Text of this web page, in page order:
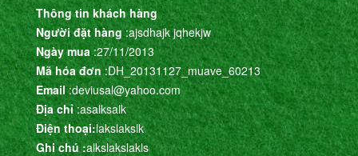
Thông tin khách hàng
Người đặt hàng:ajsdhajk jqhekjw
Ngày mua:27/11/2013
Mã hóa đơn:DH_20131127_muave_60213
Email:deviusal@yahoo.com
Địa chỉ:asalksalk
Điện thoại:lakslakslk
Ghi chú :alkslakslakls